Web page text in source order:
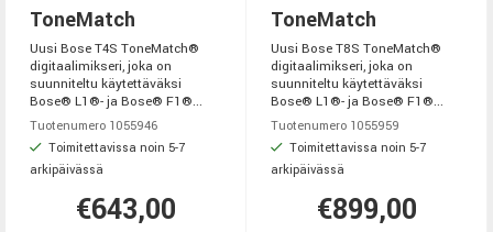
ToneMatch
Uusi Bose T4S ToneMatch®
digitaalimikseri, joka on
suunniteltu käytettäväksi
Bose® L1®- ja Bose® F1®...
Tuotenumero 1055946
Toimitettavissa noin 5-7
arkipäivässä
€643,00
ToneMatch
Uusi Bose T8S ToneMatch®
digitaalimikseri, joka on
suunniteltu käytettäväksi
Bose® L1®- ja Bose® F1®...
Tuotenumero 1055959
Toimitettavissa noin 5-7
arkipäivässä
€899,00